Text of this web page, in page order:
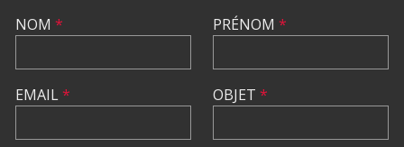
NOM *
EMAIL*
PRÉNOM *
OBJET *